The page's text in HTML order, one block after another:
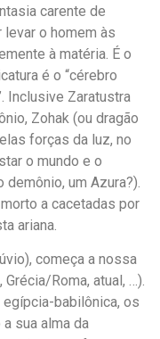
carente de
levar o homem às
à matéria. É o
é o “cérebro
Inclusive Zaratustra
Zohak (ou dragão
forças da luz, no
o mundo e o
um Azura?).
a cacetadas por
ariana.
começa a nossa
Roma, atual, …).
babilônica, os
sua alma da